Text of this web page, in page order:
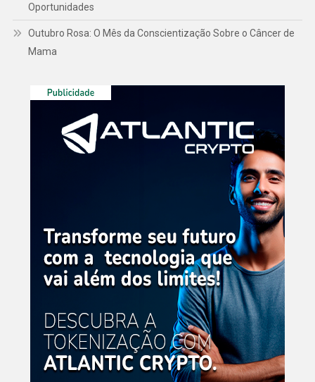
Oportunidades
Outubro Rosa: O Mês da Conscientização Sobre o Câncer de
Mama